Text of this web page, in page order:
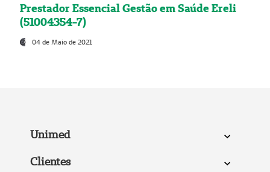
Prestador Essencial Gestão em Saúde Ereli
(51004354-7)
04 de Maio de 2021
Unimed
Clientes